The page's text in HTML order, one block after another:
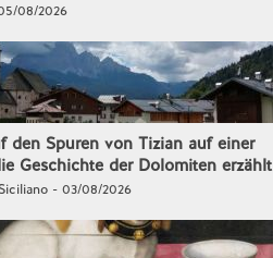
08/2026
den Spuren von Tizian auf einer
Geschichte der Dolomiten erzählt
- 03/08/2026